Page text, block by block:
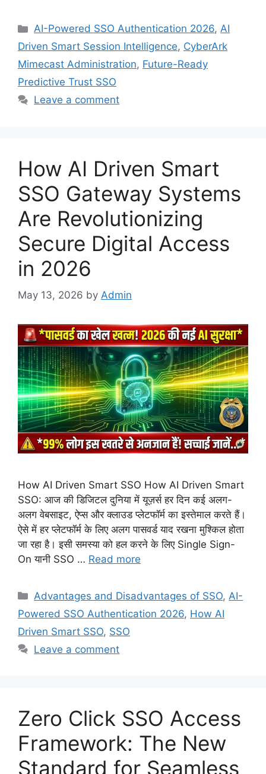
Categories
AI-Powered SSO Authentication 2026,AI
Driven Smart Session Intelligence, CyberArk
Mimecast Administration, Future-Ready
Predictive Trust SSO
Leave a comment
How AI Driven Smart
SSO Gateway Systems
Are Revolutionizing
Secure Digital Access
in 2026
May 13, 2026 by Admin
How AI Driven Smart SSO How AI Driven Smart
SSO: आज की डिजिटल दुनिया में यूज़र्स हर दिन कई अलग-
अलग वेबसाइट, ऐप्स और क्लाउड प्लेटफॉर्म का इस्तेमाल करते हैं।
ऐसे में हर प्लेटफॉर्म के लिए अलग पासवर्ड याद रखना मुश्किल होता
जा रहा है। इसी समस्या को हल करने के लिए Single Sign-
On यानी SSO … Read more
Categories
Advantages and Disadvantages of SSO,AI-
Powered SSO Authentication 2026, How AI
Driven Smart SSO, SSO
Leave a comment
Zero Click SSO Access
Framework: The New
Standard for Seamless